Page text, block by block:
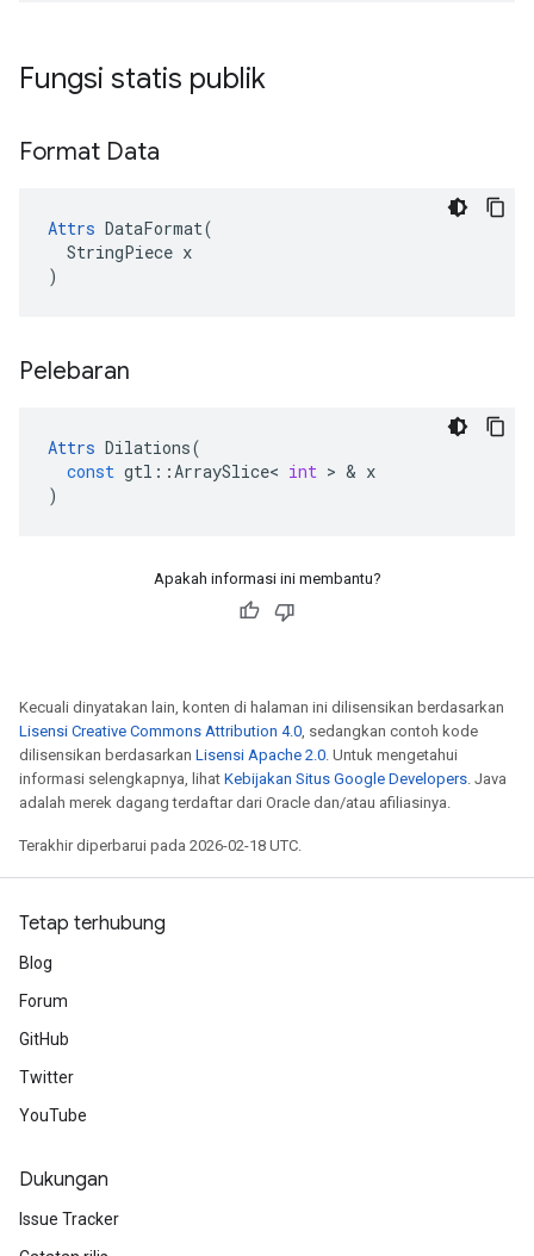
Fungsi statis publik
Format Data
Attrs DataFormat(
  StringPiece x
)
Pelebaran
Attrs Dilations(
const gtl ::ArraySlice< int > & x
)
Apakah informasi ini membantu?
Kecuali dinyatakan lain, konten di halaman ini dilisensikan berdasarkan
Lisensi Creative Commons Attribution 4.0, sedangkan contoh kode
dilisensikan berdasarkan Lisensi Apache 2.0. Untuk mengetahui
informasi selengkapnya, lihat Kebijakan Situs Google Developers. Java
adalah merek dagang terdaftar dari Oracle dan/atau afiliasinya.
Terakhir diperbarui pada 2026-02-18 UTC.
Tetap terhubung
Blog
Forum
GitHub
Twitter
YouTube
Dukungan
Issue Tracker